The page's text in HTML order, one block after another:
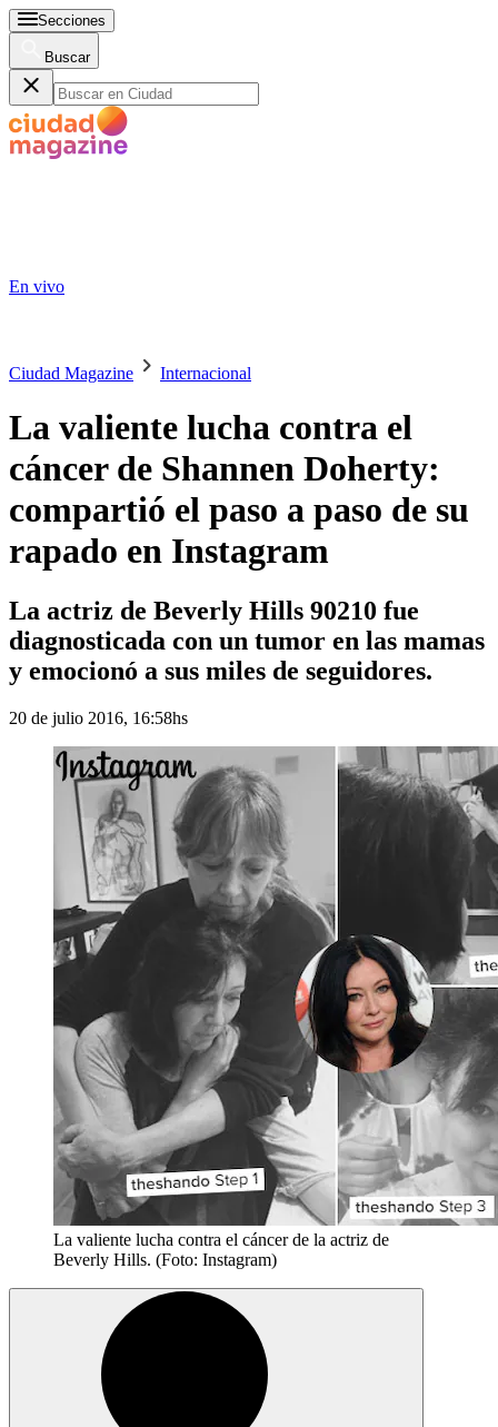
Secciones
Buscar
En vivo
Ciudad Magazine Internacional
La valiente lucha contra el
cáncer de Shannen Doherty:
compartió el paso a paso de su
rapado en Instagram
La actriz de Beverly Hills 90210 fue
diagnosticada con un tumor en las mamas
y emocionó a sus miles de seguidores.
20 de julio 2016, 16:58hs
La valiente lucha contra el cáncer de la actriz de
Beverly Hills. (Foto: Instagram)